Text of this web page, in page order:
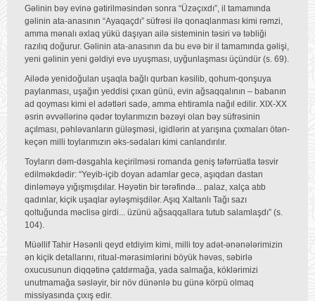
Gəlinin bəy evinə gətirilməsindən sonra “Üzəçıxdı”, il tamamında
gəlinin ata-anasının “Ayaqaçdı” süfrəsi ilə qonaqlanması kimi rəmzi,
amma mənalı əxlaq yükü daşıyan ailə sisteminin təsiri və təbliği
razılıq doğurur. Gəlinin ata-anasının da bu evə bir il tamamında gəlişi,
yeni gəlinin yeni gəldiyi evə uyuşması, uyğunlaşması üçündür (s. 69).
Ailədə yenidoğulan uşaqla bağlı qurban kəsilib, qohum-qonşuya
paylanması, uşağın yeddisi çıxan günü, evin ağsaqqalının – babanın
ad qoyması kimi el adətləri sadə, amma ehtiramla nağıl edilir. XIX-XX
əsrin əvvəllərinə qədər toylarımızın bəzəyi olan bəy süfrəsinin
açılması, pəhləvanların güləşməsi, igidlərin at yarışına çıxmaları ötən-
keçən milli toylarımızın əks-sədaları kimi canlandırılır.
Toyların dəm-dəsgahla keçirilməsi romanda geniş təfərrüatla təsvir
edilməkdədir: “Yeyib-içib doyan adamlar gecə, aşıqdan dastan
dinləməyə yığışmışdılar. Həyətin bir tərəfində... palaz, xalça atıb
qadınlar, kiçik uşaqlar əyləşmişdilər. Aşıq Xaltanlı Tağı sazı
qoltuğunda məclisə girdi... üzünü ağsaqqallara tutub salamlaşdı” (s.
104).
Müəllif Tahir Həsənli qeyd etdiyim kimi, milli toy adət-ənənələrimizin
ən kiçik detallarını, ritual-mərasimlərini böyük həvəs, səbirlə
oxucusunun diqqətinə çatdırmağa, yada salmağa, köklərimizi
unutmamağa səsləyir, bir növ dünənlə bu günə körpü olmaq
missiyasında çıxış edir.